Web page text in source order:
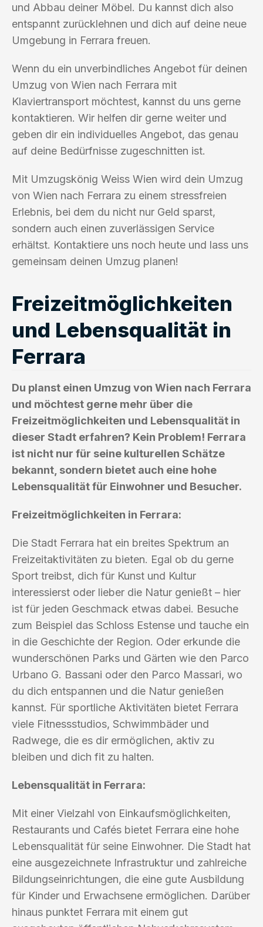
und Abbau deiner Möbel. Du kannst dich also
entspannt zurücklehnen und dich auf deine neue
Umgebung in Ferrara freuen.
Wenn du ein unverbindliches Angebot für deinen
Umzug von Wien nach Ferrara mit
Klaviertransport möchtest, kannst du uns gerne
kontaktieren. Wir helfen dir gerne weiter und
geben dir ein individuelles Angebot, das genau
auf deine Bedürfnisse zugeschnitten ist.
Mit Umzugskönig Weiss Wien wird dein Umzug
von Wien nach Ferrara zu einem stressfreien
Erlebnis, bei dem du nicht nur Geld sparst,
sondern auch einen zuverlässigen Service
erhältst. Kontaktiere uns noch heute und lass uns
gemeinsam deinen Umzug planen!
Freizeitmöglichkeiten
und Lebensqualität in
Ferrara
Du planst einen Umzug von Wien nach Ferrara
und möchtest gerne mehr über die
Freizeitmöglichkeiten und Lebensqualität in
dieser Stadt erfahren? Kein Problem! Ferrara
ist nicht nur für seine kulturellen Schätze
bekannt, sondern bietet auch eine hohe
Lebensqualität für Einwohner und Besucher.
Freizeitmöglichkeiten in Ferrara:
Die Stadt Ferrara hat ein breites Spektrum an
Freizeitaktivitäten zu bieten. Egal ob du gerne
Sport treibst, dich für Kunst und Kultur
interessierst oder lieber die Natur genießt – hier
ist für jeden Geschmack etwas dabei. Besuche
zum Beispiel das Schloss Estense und tauche ein
in die Geschichte der Region. Oder erkunde die
wunderschönen Parks und Gärten wie den Parco
Urbano G. Bassani oder den Parco Massari, wo
du dich entspannen und die Natur genießen
kannst. Für sportliche Aktivitäten bietet Ferrara
viele Fitnessstudios, Schwimmbäder und
Radwege, die es dir ermöglichen, aktiv zu
bleiben und dich fit zu halten.
Lebensqualität in Ferrara:
Mit einer Vielzahl von Einkaufsmöglichkeiten,
Restaurants und Cafés bietet Ferrara eine hohe
Lebensqualität für seine Einwohner. Die Stadt hat
eine ausgezeichnete Infrastruktur und zahlreiche
Bildungseinrichtungen, die eine gute Ausbildung
für Kinder und Erwachsene ermöglichen. Darüber
hinaus punktet Ferrara mit einem gut